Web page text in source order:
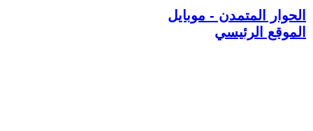
الحوار المتمدن - موبايل
الموقع الرئيسي